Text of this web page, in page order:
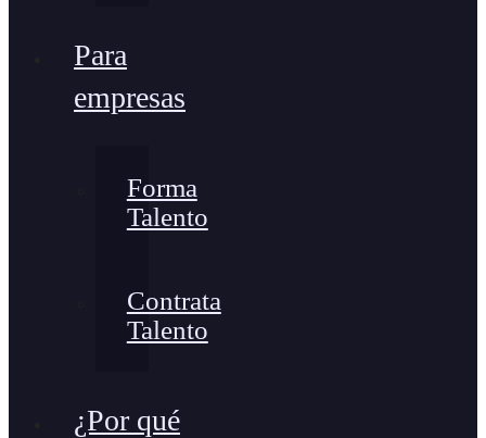
Para
empresas
Forma
Talento
Contrata
Talento
¿Por qué